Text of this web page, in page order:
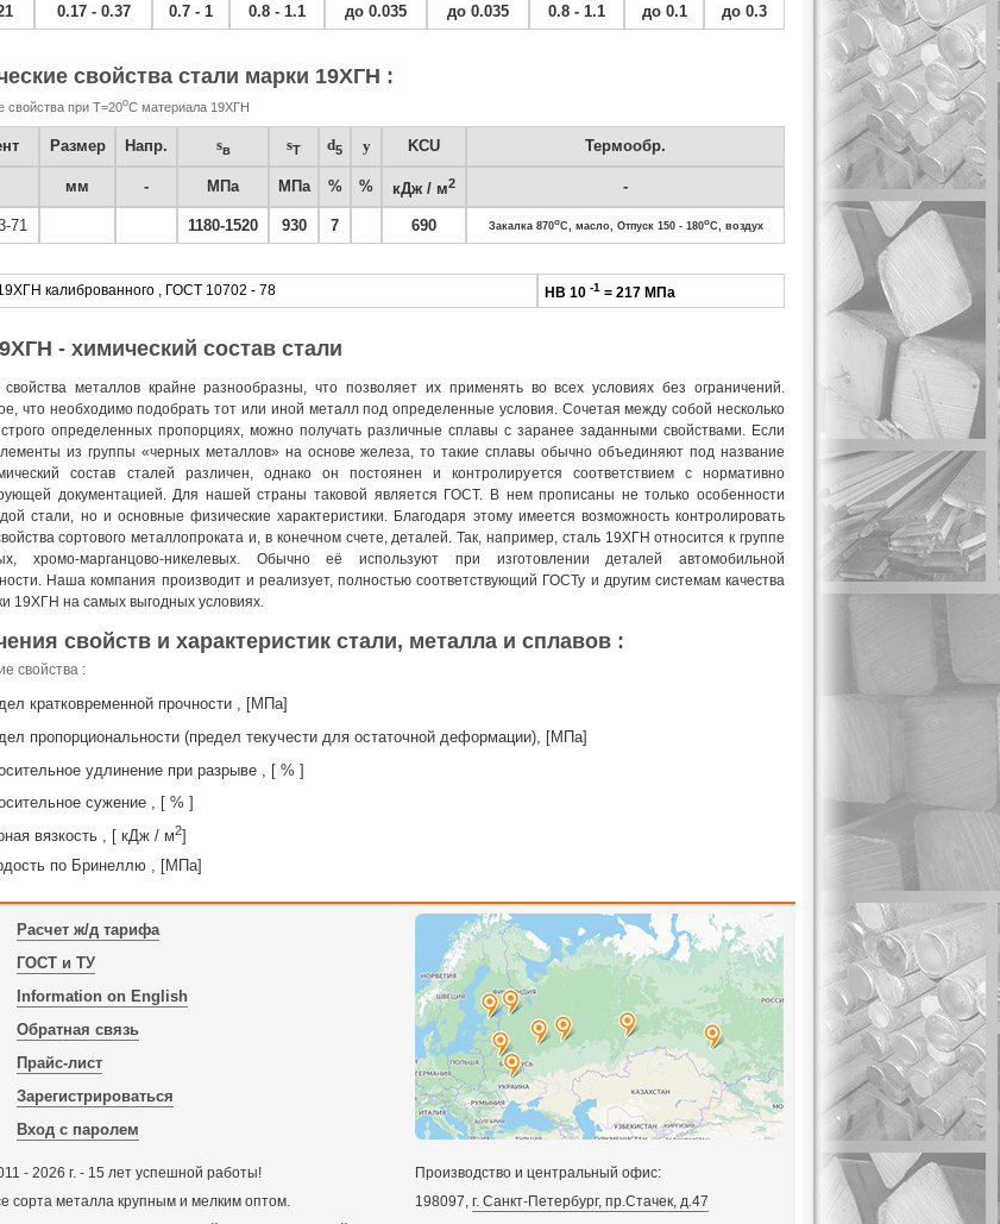
0.17 - 0.37 0.7 - 1 0.8 - 1.1 до 0.035 до 0.035 0.8 - 1.1 до 0.1 до 0.3
свойства стали марки 19ХГН :
свойства при Т=20oС материала 19ХГН
Размер Напр. sв sT d5 y KCU Термообр.
мм - МПа МПа % % кДж / м2 -
71 1180-1520 930 7 690 Закалка 870oC, масло, Отпуск 150 - 180oC, воздух
калиброванного , ГОСТ 10702 - 78 HB 10 -1 = 217 МПа
- химический состав стали
свойства металлов крайне разнообразны, что позволяет их применять во всех условиях без ограничений.
что необходимо подобрать тот или иной металл под определенные условия. Сочетая между собой несколько
определенных пропорциях, можно получать различные сплавы с заранее заданными свойствами. Если
из группы «черных металлов» на основе железа, то такие сплавы обычно объединяют под название
состав сталей различен, однако он постоянен и контролируется соответствием с нормативно
документацией. Для нашей страны таковой является ГОСТ. В нем прописаны не только особенности
стали, но и основные физические характеристики. Благодаря этому имеется возможность контролировать
сортового металлопроката и, в конечном счете, деталей. Так, например, сталь 19ХГН относится к группе
хромо-марганцово-никелевых. Обычно её используют при изготовлении деталей автомобильной
Наша компания производит и реализует, полностью соответствующий ГОСТу и другим системам качества
19ХГН на самых выгодных условиях.
свойств и характеристик стали, металла и сплавов :
свойства :
кратковременной прочности , [МПа]
пропорциональности (предел текучести для остаточной деформации), [МПа]
удлинение при разрыве , [ % ]
сужение , [ % ]
вязкость , [ кДж / м2]
по Бринеллю , [МПа]
Расчет ж/д тарифа
ГОСТ и ТУ
Information on English
Обратная связь
Прайс-лист
Зарегистрироваться
Вход с паролем
- 2026 г. - 15 лет успешной работы!
сорта металла крупным и мелким оптом.
Производство и центральный офис:
198097, г. Санкт-Петербург, пр.Стачек, д.47